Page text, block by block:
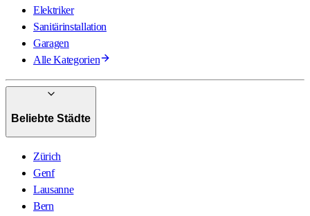
Elektriker
Sanitärinstallation
Garagen
Alle Kategorien
Beliebte Städte
Zürich
Genf
Lausanne
Bern